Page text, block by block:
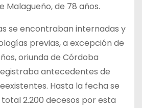
Malagueño, de 78 años.
se encontraban internadas y
previas, a excepción de
oriunda de Córdoba
antecedentes de
Hasta la fecha se
2.200 decesos por esta